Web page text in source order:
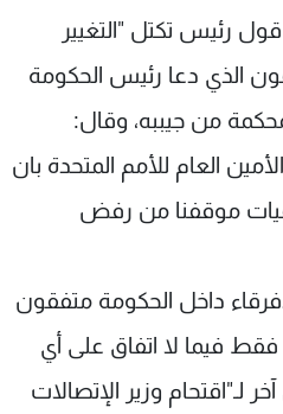
رئيس تكتل "التغيير
الذي دعا رئيس الحكومة
من جيببه، وقال:
العام للأمم المتحدة بان
موقفنا من رفض
داخل الحكومة متفقون
فيما لا اتفاق على أي
لـ"اقتحام وزير الإتصالات